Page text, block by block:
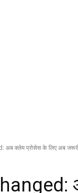
अब क्लेम प्रोसेस के लिए अब